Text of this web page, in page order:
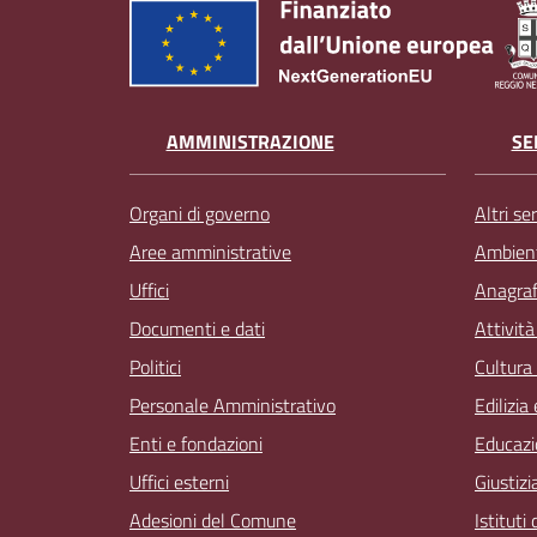
AMMINISTRAZIONE
Organi di governo
Aree amministrative
Uffici
Documenti e dati
Politici
Personale Amministrativo
Enti e fondazioni
Uffici esterni
Adesioni del Comune
Altri
Attività
Edilizia
Istituti